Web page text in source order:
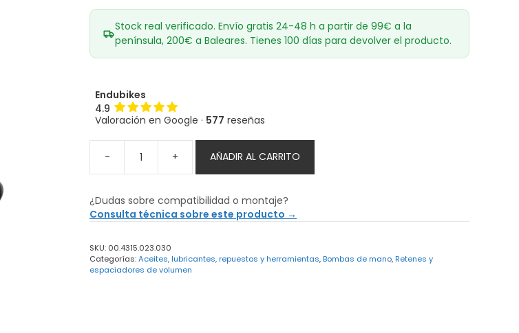
Stock real verificado. Envío gratis 24-48 h a partir de 99€ a la
península, 200€ a Baleares. Tienes 100 días para devolver el producto.
Endubikes
4.9
Valoración en Google · 577 reseñas
-
ROCK
Alta
Presión
Suspensiones
600
psi
+ AÑADIR AL CARRITO
¿Dudas sobre compatibilidad o montaje?
Consulta técnica sobre este producto →
SKU: 00.4315.023.030
Categorías:Aceites, lubricantes, repuestos y herramientas,Bombas de mano,Retenes y
espaciadores de volumen